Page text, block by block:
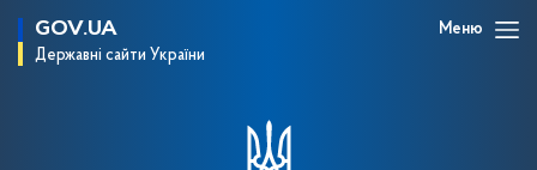
GOV.UA
Державні сайти України
Меню